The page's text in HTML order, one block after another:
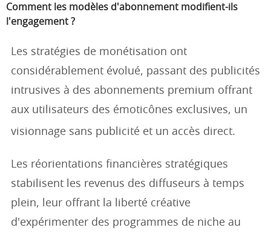
Comment les modèles d'abonnement modifient-ils
l'engagement ?
Les stratégies de monétisation ont
considérablement évolué, passant des publicités
intrusives à des abonnements premium offrant
aux utilisateurs des émoticônes exclusives, un
visionnage sans publicité et un accès direct.
Les réorientations financières stratégiques
stabilisent les revenus des diffuseurs à temps
plein, leur offrant la liberté créative
d'expérimenter des programmes de niche au